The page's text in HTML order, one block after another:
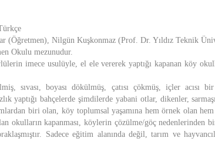
(Öğretmen), Nilgün Kuşkonmaz (Prof. Dr. Yıldız Teknik
Okulu mezunudur.
imece usulüyle, el ele vererek yaptığı kapanan köy
sıvası, boyası dökülmüş, çatısı çökmüş, içler acısı
yaptığı bahçelerde şimdilerde yabani otlar, dikenler,
biri olan, köy toplumsal yaşamına hem örnek olan
okulların kapanması, köylerin çözülme/göç nedenlerinden
Sadece eğitim alanında değil, tarım ve